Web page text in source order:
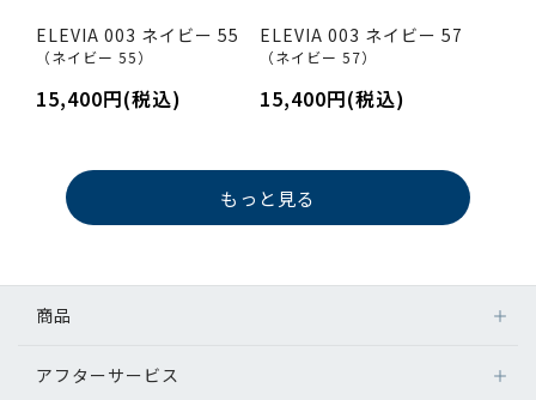
ELEVIA 003 ネイビー 55
（ネイビー 55）
15,400円(税込)
ELEVIA 003 ネイビー 57
（ネイビー 57）
15,400円(税込)
もっと見る
商品
アフターサービス